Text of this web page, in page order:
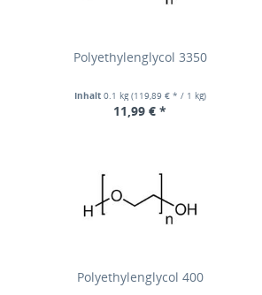
Polyethylenglycol 3350
Inhalt 0.1 kg(119,89 € * / 1 kg)
11,99 € *
Polyethylenglycol 400